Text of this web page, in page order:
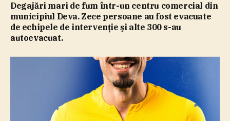
Degajări mari de fum într-un centru comercial din
municipiul Deva. Zece persoane au fost evacuate
de echipele de intervenţie şi alte 300 s-au
autoevacuat.